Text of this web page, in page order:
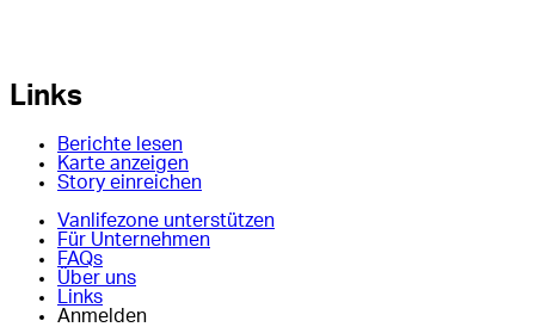
Links
Berichte lesen
Karte anzeigen
Story einreichen
Vanlifezone unterstützen
Für Unternehmen
FAQs
Über uns
Links
Anmelden